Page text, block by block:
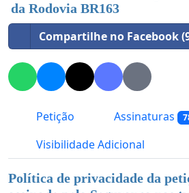
da Rodovia BR163
Compartilhe no Facebook
Petição Assinaturas
Visibilidade Adicional
Política de privacidade da